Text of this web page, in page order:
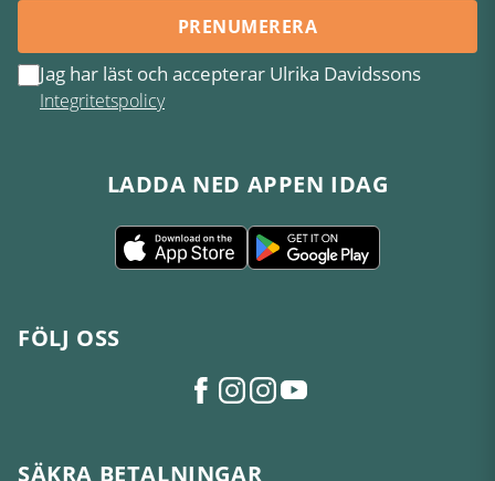
PRENUMERERA
Jag har läst och accepterar Ulrika Davidssons
Integritetspolicy
LADDA NED APPEN IDAG
FÖLJ OSS
SÄKRA BETALNINGAR